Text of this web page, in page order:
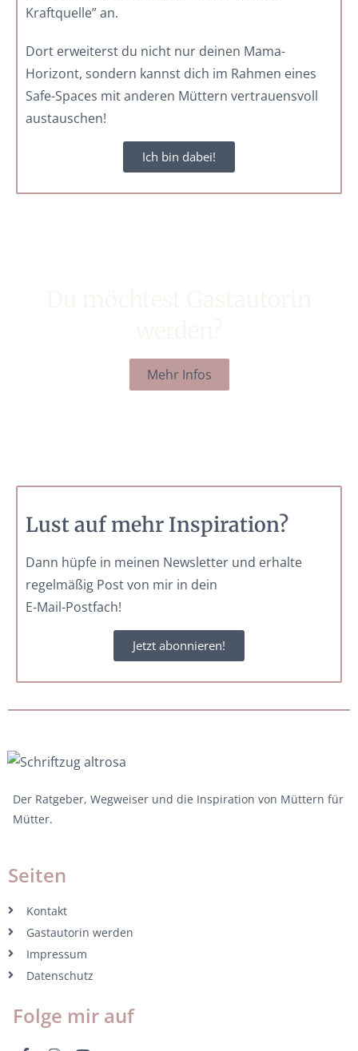
Kraftquelle” an.
Dort erweiterst du nicht nur deinen Mama-
Horizont, sondern kannst dich im Rahmen eines
Safe-Spaces mit anderen Müttern vertrauensvoll
austauschen!
Ich bin dabei!
Mehr Infos
Lust auf mehr Inspiration?
Dann hüpfe in meinen Newsletter und erhalte
regelmäßig Post von mir in dein
E-Mail-Postfach!
Jetzt abonnieren!
Der Ratgeber, Wegweiser und die Inspiration von Müttern für
Mütter.
Seiten
Kontakt
Gastautorin werden
Impressum
Datenschutz
Folge mir auf